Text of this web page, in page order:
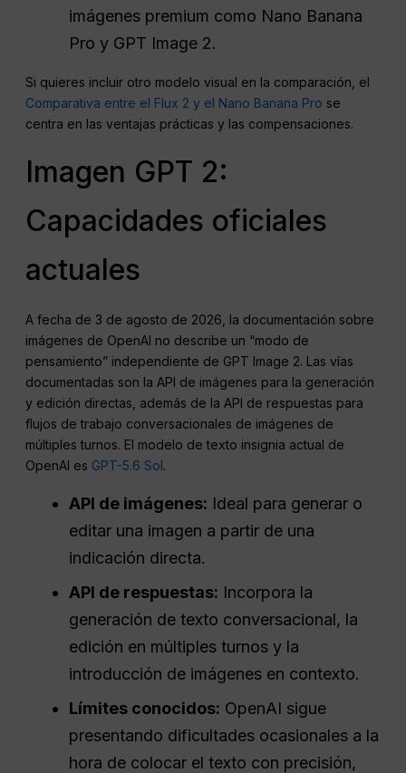
imágenes premium como Nano Banana
Pro y GPT Image 2.
Si quieres incluir otro modelo visual en la comparación, el
Comparativa entre el Flux 2 y el Nano Banana Pro se
centra en las ventajas prácticas y las compensaciones.
Imagen GPT 2:
Capacidades oficiales
actuales
A fecha de 3 de agosto de 2026, la documentación sobre
imágenes de OpenAI no describe un “modo de
pensamiento” independiente de GPT Image 2. Las vías
documentadas son la API de imágenes para la generación
y edición directas, además de la API de respuestas para
flujos de trabajo conversacionales de imágenes de
múltiples turnos. El modelo de texto insignia actual de
OpenAI es GPT-5.6 Sol.
API de imágenes: Ideal para generar o
editar una imagen a partir de una
indicación directa.
API de respuestas: Incorpora la
generación de texto conversacional, la
edición en múltiples turnos y la
introducción de imágenes en contexto.
Límites conocidos: OpenAI sigue
presentando dificultades ocasionales a la
hora de colocar el texto con precisión,